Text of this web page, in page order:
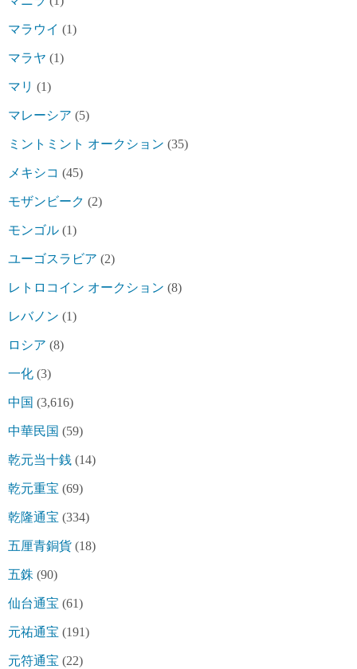
マラウイ (1)
マラヤ (1)
マリ (1)
マレーシア (5)
ミントミント オークション (35)
メキシコ (45)
モザンビーク (2)
モンゴル (1)
ユーゴスラビア (2)
レトロコイン オークション (8)
レバノン (1)
ロシア (8)
一化 (3)
中国 (3,616)
中華民国 (59)
乾元当十銭 (14)
乾元重宝 (69)
乾隆通宝 (334)
五厘青銅貨 (18)
五銖 (90)
仙台通宝 (61)
元祐通宝 (191)
元符通宝 (22)